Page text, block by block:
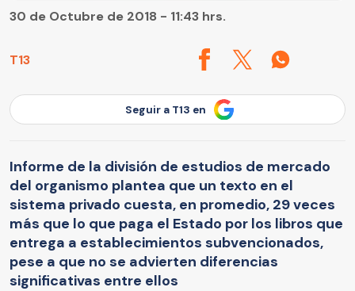
T13
30 de Octubre de 2018 - 11:43 hrs.
Seguir a T13 en
Informe de la división de estudios de mercado
del organismo plantea que un texto en el
sistema privado cuesta, en promedio, 29 veces
más que lo que paga el Estado por los libros que
entrega a establecimientos subvencionados,
pese a que no se advierten diferencias
significativas entre ellos